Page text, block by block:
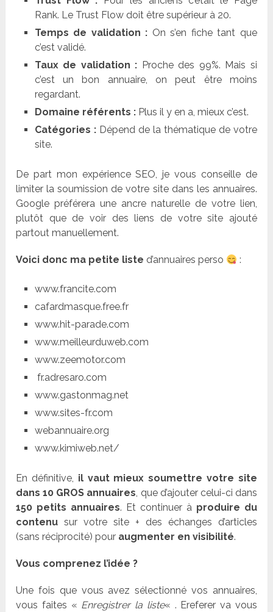
Rank. Le Trust Flow doit être supérieur à 20.
Temps de validation : On s’en fiche tant que
c’est validé.
Taux de validation : Proche des 99%. Mais si
c’est un bon annuaire, on peut être moins
regardant.
Domaine référents :Plus il y en a, mieux c’est.
Catégories :Dépend de la thématique de votre
site.
De part mon expérience SEO, je vous conseille de
limiter la soumission de votre site dans les annuaires.
Google préférera une ancre naturelle de votre lien,
plutôt que de voir des liens de votre site ajouté
partout manuellement.
Voici donc ma petite liste d’annuaires perso :
www.francite.com
cafardmasque.free.fr
www.hit-parade.com
www.meilleurduweb.com
www.zeemotor.com
fr.adresaro.com
www.gastonmag.net
www.sites-fr.com
webannuaire.org
www.kimiweb.net/
En définitive, il vaut mieux soumettre votre site
dans 10 GROS annuaires, que d’ajouter celui-ci dans
150 petits annuaires. Et continuer àproduire du
contenu sur votre site + des échanges d’articles
(sans réciprocité) pour augmenter en visibilité.
Vous comprenez l’idée ?
Une fois que vous avez sélectionné vos annuaires,
vous faites « Enregistrer la liste« . Ereferer va vous